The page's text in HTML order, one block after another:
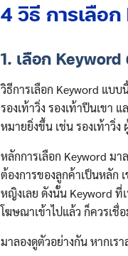
4 วิธี การเลือ
1. เลือก
วิธีการเลือก Keyword แบ
รองเท้าวิ่ง รองเท้าปีนเขา
หมายยิ่งขึ้น เช่น รองเท้าวิ่
หลักการเลือก Keyword ม
ต้องการของลูกค้าเป็นหลัก
หญิงเลย ดังนั้น Keyword ที่
โฆษณาเข้าไปแล้ว ก็ควรเชื่
มาลองดูตัวอย่างกัน หากเร